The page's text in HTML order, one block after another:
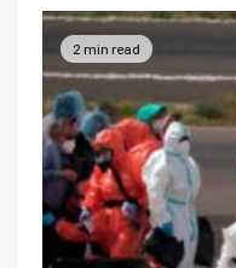
2 min read